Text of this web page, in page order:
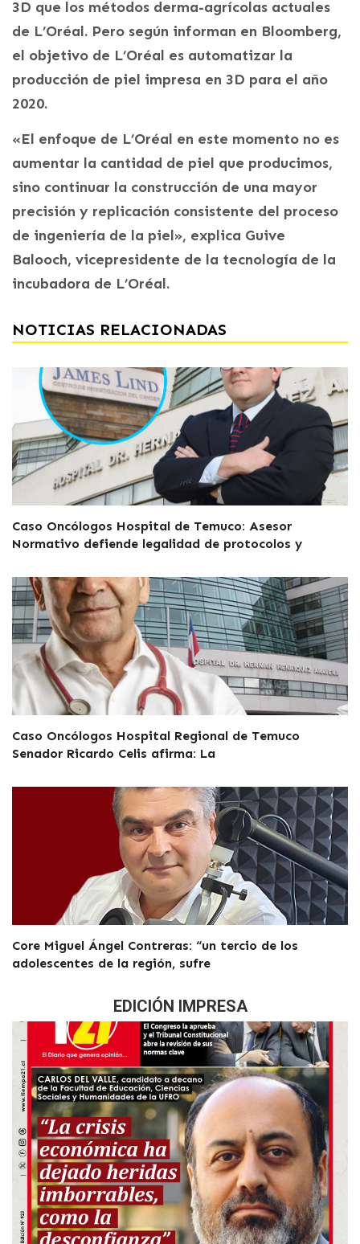
3D que los métodos derma-agrícolas actuales
de L’Oréal. Pero según informan en Bloomberg,
el objetivo de L’Oréal es automatizar la
producción de piel impresa en 3D para el año
2020.
«El enfoque de L’Oréal en este momento no es
aumentar la cantidad de piel que producimos,
sino continuar la construcción de una mayor
precisión y replicación consistente del proceso
de ingeniería de la piel», explica Guive
Balooch, vicepresidente de la tecnología de la
incubadora de L’Oréal.
NOTICIAS RELACIONADAS
Caso Oncólogos Hospital de Temuco: Asesor
Normativo defiende legalidad de protocolos y
Caso Oncólogos Hospital Regional de Temuco
Senador Ricardo Celis afirma: La
Core Miguel Ángel Contreras: “un tercio de los
adolescentes de la región, sufre
EDICIÓN IMPRESA